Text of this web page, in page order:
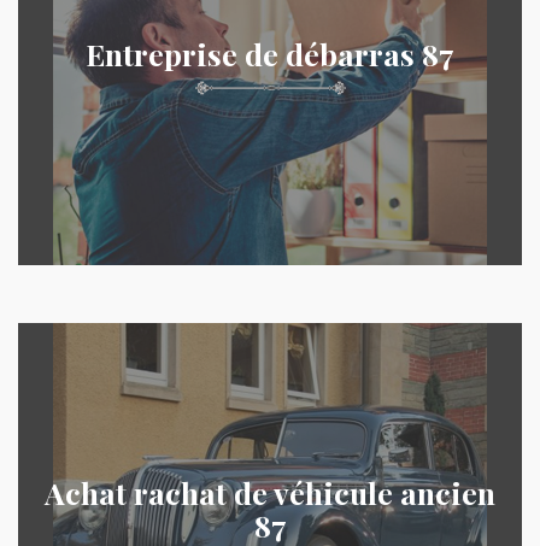
Entreprise de débarras 87
Achat rachat de véhicule ancien
87